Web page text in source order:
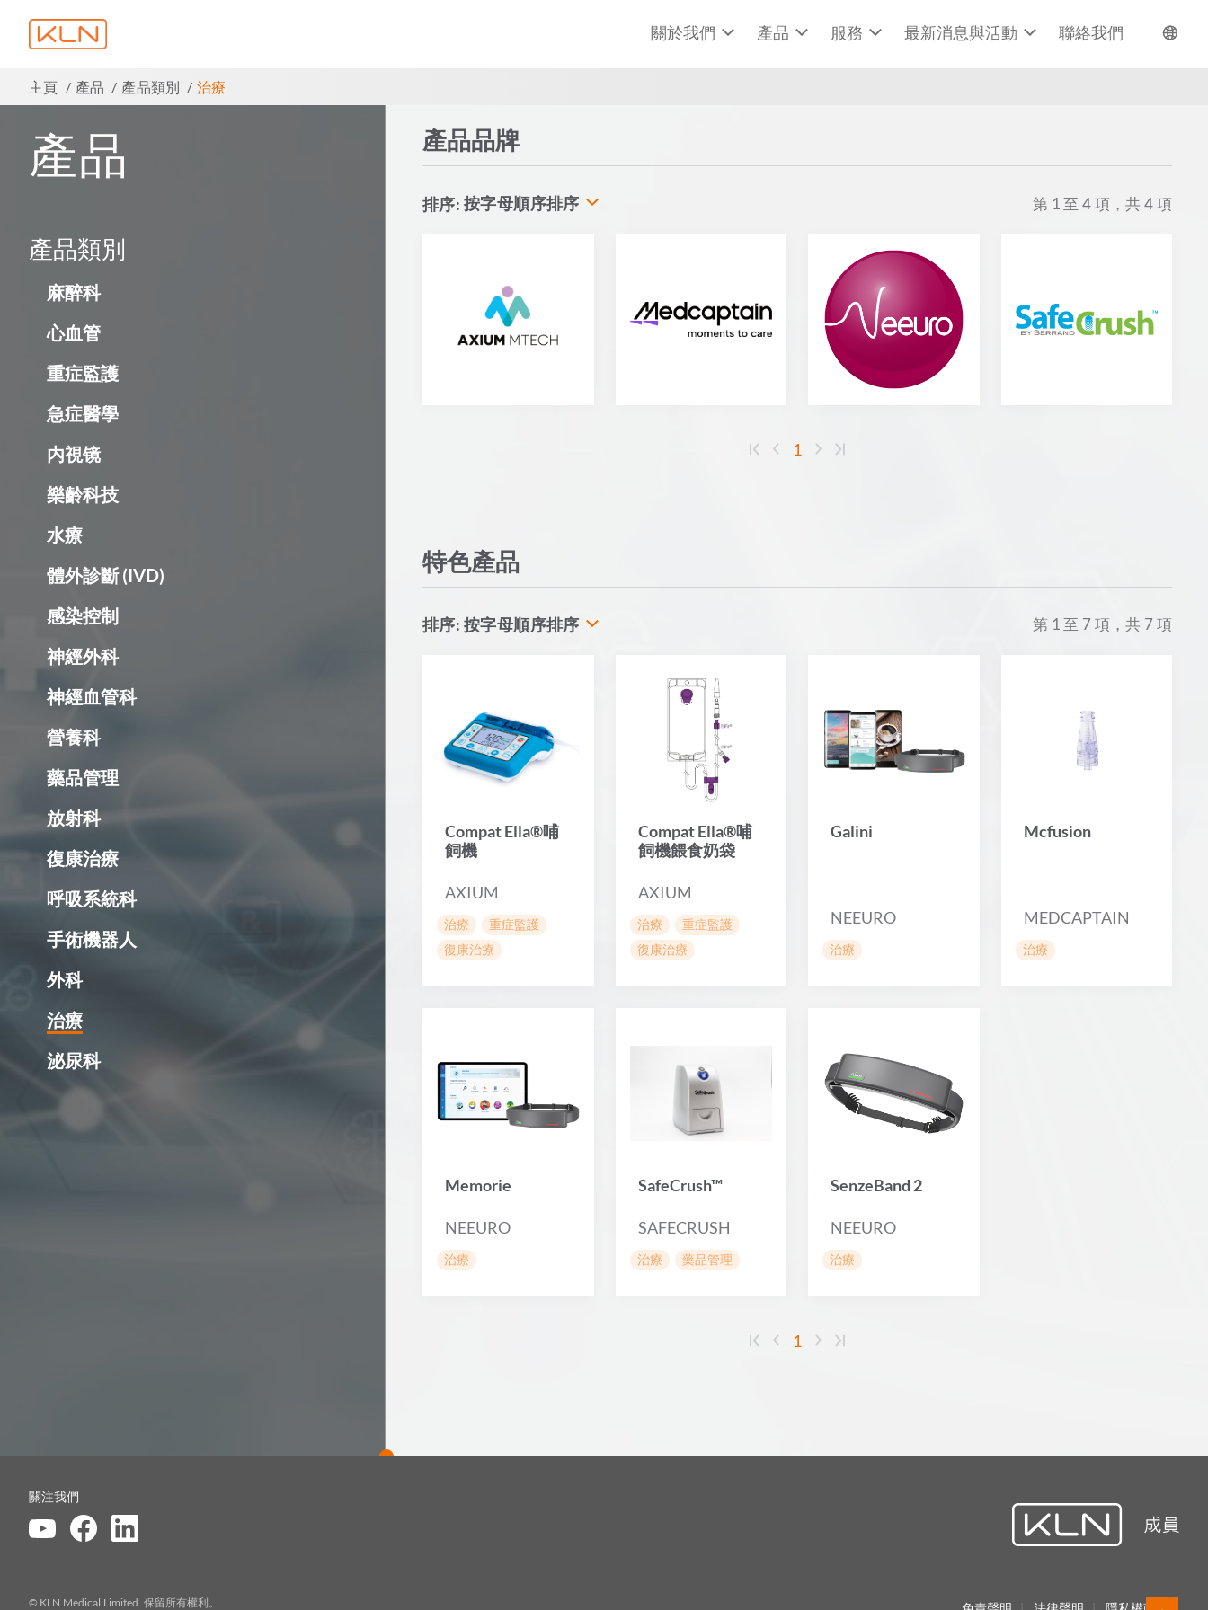
關於我們 產品 服務 最新消息與活動 聯絡我們
主頁 產品 產品類別 治療
產品
產品類別
麻醉科
心血管
重症監護
急症醫學
内視镜
樂齡科技
水療
體外診斷 (IVD)
感染控制
神經外科
神經血管科
營養科
藥品管理
放射科
復康治療
呼吸系統科
手術機器人
外科
治療
泌尿科
產品品牌
排序: 按字母順序排序 第 1 至 4項，共 4項
1
特色產品
排序: 按字母順序排序 第 1 至 7項，共 7項
Compat Ella®哺
飼機
AXIUM
治療
重症監護
復康治療
Compat Ella®哺
飼機餵食奶袋
AXIUM
治療
重症監護
復康治療
Galini
NEEURO
治療
Mcfusion
MEDCAPTAIN
治療
Memorie
NEEURO
治療
SafeCrush™
SAFECRUSH
治療 藥品管理
SenzeBand 2
NEEURO
治療
1
關注我們
© KLN Medical Limited. 保留所有權利。